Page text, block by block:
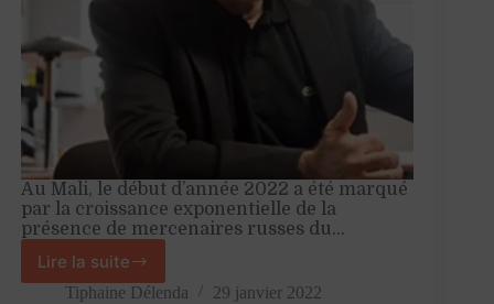
Au Mali, le début d’année 2022 a été marqué
par la croissance exponentielle de la
présence de mercenaires russes du…
Lire la suite
«
La
Tiphaine Délenda 29 janvier 2022